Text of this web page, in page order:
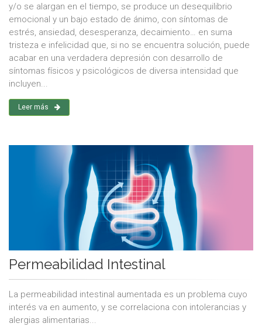
y/o se alargan en el tiempo, se produce un desequilibrio
emocional y un bajo estado de ánimo, con síntomas de
estrés, ansiedad, desesperanza, decaimiento… en suma
tristeza e infelicidad que, si no se encuentra solución, puede
acabar en una verdadera depresión con desarrollo de
síntomas físicos y psicológicos de diversa intensidad que
incluyen...
Leer más
Permeabilidad Intestinal
La permeabilidad intestinal aumentada es un problema cuyo
interés va en aumento, y se correlaciona con intolerancias y
alergias alimentarias...